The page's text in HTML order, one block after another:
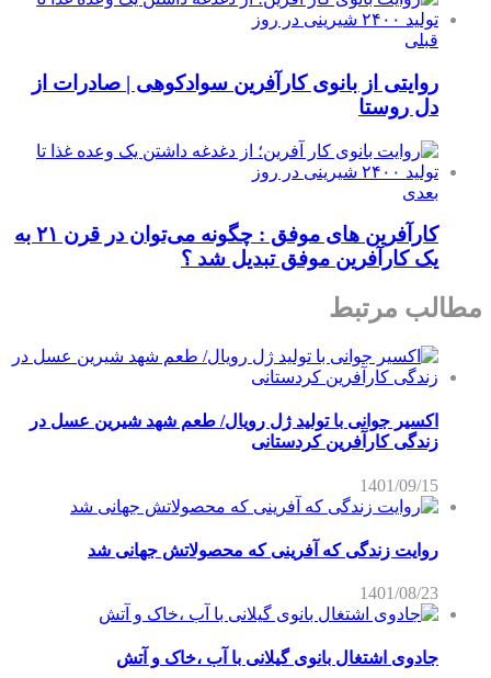
قبلی
روایتی از بانوی کارآفرین سوادکوهی | صادرات از
دل روستا
بعدی
کارآفرین های موفق : چگونه می‌توان در قرن ۲۱ به
یک کارآفرین موفق تبدیل شد ؟
مطالب مرتبط
اکسیر جوانی با تولید ژل رویال/ طعم شهد شیرین عسل‌ در
زندگی کارآفرین کردستانی
1401/09/15
روایت زندگی که آفرینی که محصولاتش جهانی شد
1401/08/23
جادوی اشتغال بانوی گیلانی با آب ،خاک و آتش